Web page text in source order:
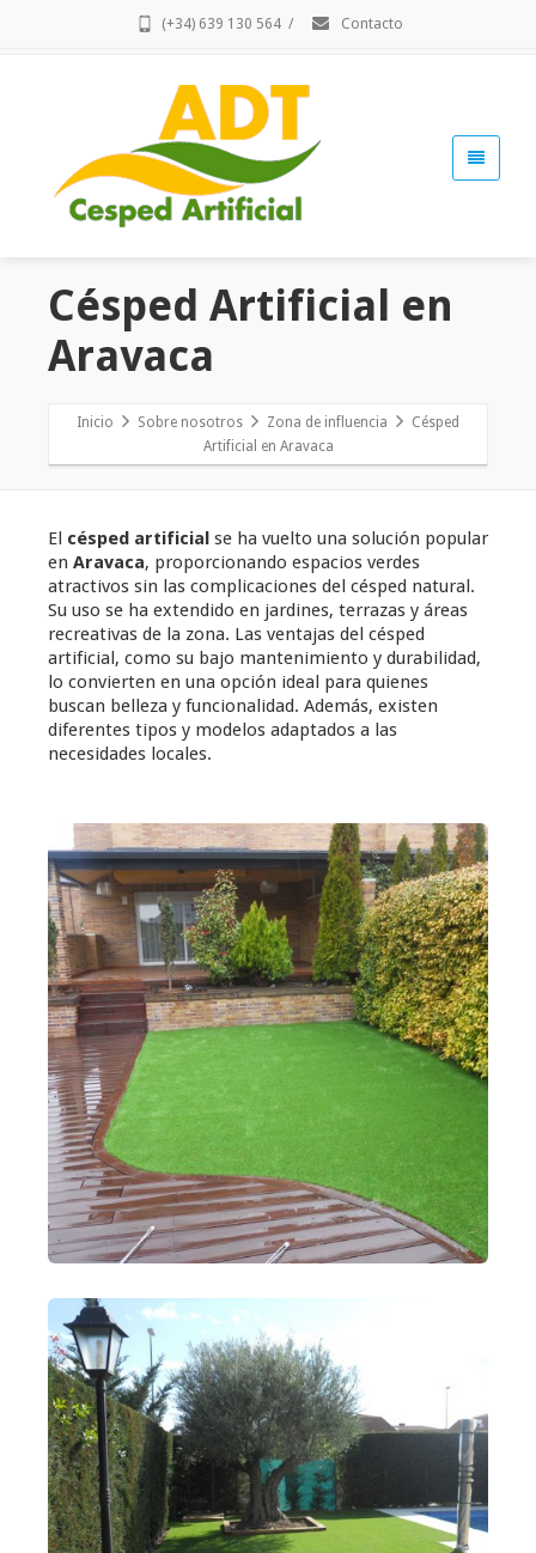
(+34) 639 130 564 / Contacto
Césped Artificial en
Aravaca
Inicio Sobre nosotros Zona de influencia
Césped
Artificial en Aravaca
El césped artificial se ha vuelto una solución popular
en Aravaca, proporcionando espacios verdes
atractivos sin las complicaciones del césped natural.
Su uso se ha extendido en jardines, terrazas y áreas
recreativas de la zona. Las ventajas del césped
artificial, como su bajo mantenimiento y durabilidad,
lo convierten en una opción ideal para quienes
buscan belleza y funcionalidad. Además, existen
diferentes tipos y modelos adaptados a las
necesidades locales.